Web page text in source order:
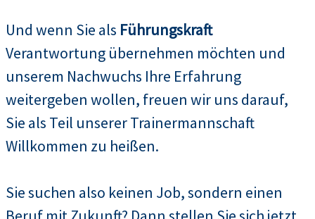
Und wenn Sie als Führungskraft
Verantwortung übernehmen möchten und
unserem Nachwuchs Ihre Erfahrung
weitergeben wollen, freuen wir uns darauf,
Sie als Teil unserer Trainermannschaft
Willkommen zu heißen.
Sie suchen also keinen Job, sondern einen